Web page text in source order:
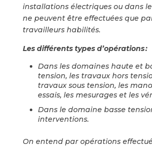
installations électriques ou dans
ne peuvent être effectuées que
travailleurs habilités.
Les différents types d’opérations :
Dans les domaines haute et
tension, les travaux hors
travaux sous tension, les
essais, les mesurages et les
Dans le domaine basse
interventions.
On entend par opérations